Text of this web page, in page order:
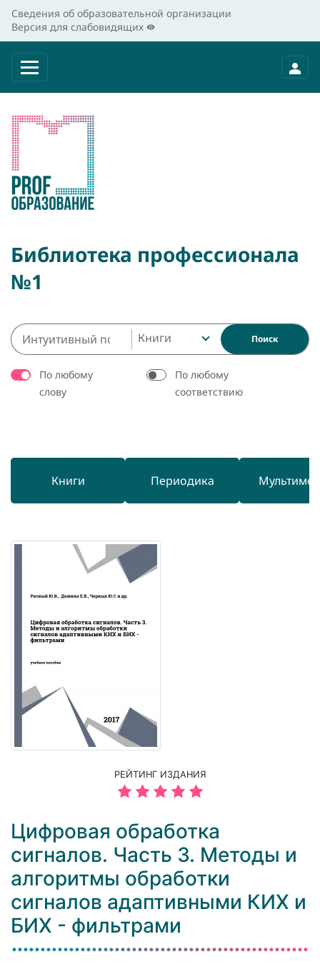
Сведения об образовательной организации
Версия для слабовидящих
Библиотека профессионала
№1
Книги Поиск
По любому
слову
По любому
соответствию
Книги Периодика
РЕЙТИНГ ИЗДАНИЯ
Цифровая обработка
сигналов. Часть 3. Методы и
алгоритмы обработки
сигналов адаптивными КИХ и
БИХ - фильтрами